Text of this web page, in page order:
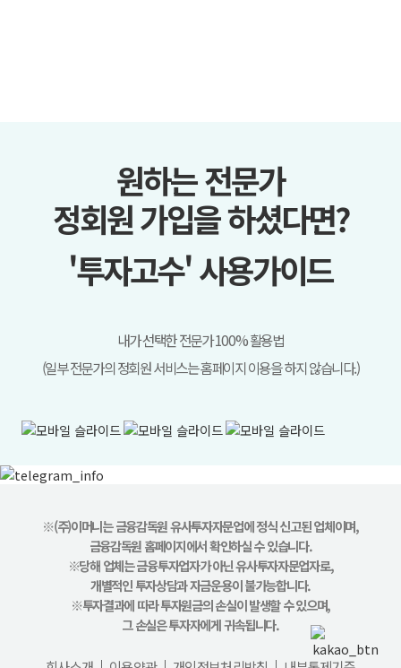
원하는 전문가
정회원 가입을 하셨다면?
'투자고수' 사용가이드
내가 선택한 전문가 100% 활용법
(일부 전문가의 정회원 서비스는 홈페이지 이용을 하지 않습니다.)
※(주)이머니는 금융감독원 유사투자자문업에 정식 신고된 업체이며,
금융감독원 홈페이지에서 확인하실 수 있습니다.
※당해 업체는 금융투자업자가 아닌 유사투자자문업자로,
개별적인 투자상담과 자금운용이 불가능합니다.
※투자결과에 따라 투자원금의 손실이 발생할 수 있으며,
그 손실은 투자자에게 귀속됩니다.